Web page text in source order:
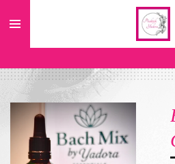
de
hoofdinhoud